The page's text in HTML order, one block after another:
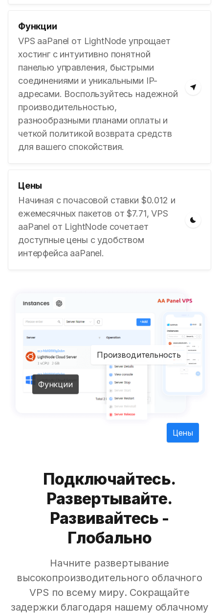
Функции
VPS aaPanel от LightNode упрощает
хостинг с интуитивно понятной
панелью управления, быстрыми
соединениями и уникальными IP-
адресами. Воспользуйтесь надежной
производительностью,
разнообразными планами оплаты и
четкой политикой возврата средств
для вашего спокойствия.
Цены
Начиная с почасовой ставки $0.012 и
ежемесячных пакетов от $7.71, VPS
aaPanel от LightNode сочетает
доступные цены с удобством
интерфейса aaPanel.
Производительность
Функции
Цены
Подключайтесь.
Развертывайте.
Развивайтесь -
Глобально
Начните развертывание
высокопроизводительного облачного
VPS по всему миру. Сокращайте
задержки благодаря нашему облачному